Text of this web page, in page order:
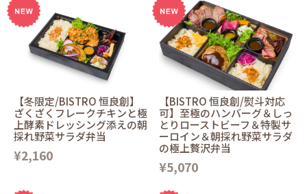
【冬限定/BISTRO 恒良創】
ざくざくフレークチキンと極
上酵素ドレッシング添えの朝
採れ野菜サラダ弁当
¥2,160
【BISTRO 恒良創/熨斗対応
可】至極のハンバーグ＆しっ
とりローストビーフ＆特製サ
ーロイン＆朝採れ野菜サラダ
の極上贅沢弁当
¥5,070